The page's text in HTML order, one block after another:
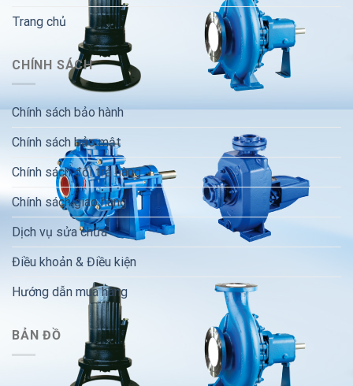
Trang chủ
CHÍNH SÁCH
Chính sách bảo hành
Chính sách bảo mật
Chính sách đổi trả hàng
Chính sách giao hàng
Dịch vụ sửa chữa
Điều khoản & Điều kiện
Hướng dẫn mua hàng
BẢN ĐỒ